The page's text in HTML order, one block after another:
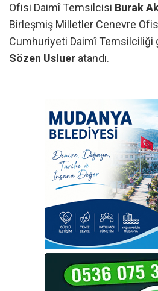
Ofisi Daimî Temsilcisi Burak
Birleşmiş Milletler Cenevre
Cumhuriyeti Daimî Temsilciliği
Sözen Usluer atandı.